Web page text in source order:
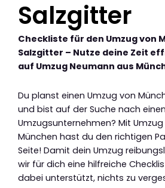
Salzgitter
Checkliste für den Umzug von
Salzgitter – Nutze deine Zeit
auf Umzug Neumann aus
Du planst einen Umzug von
und bist auf der Suche nach
Umzugsunternehmen? Mit
München hast du den richtigen
Seite! Damit dein Umzug
wir für dich eine hilfreiche
dabei unterstützt, nichts zu